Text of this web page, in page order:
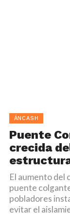
ÁNCASH
Puente
crecida
El aumento del
puente
pobladores
evitar el